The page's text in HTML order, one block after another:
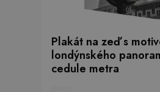
Plakát na zeď s
londýnského
cedule metra